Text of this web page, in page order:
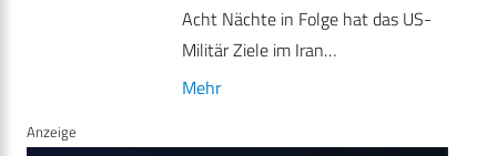
Acht Nächte in Folge hat das US-
Militär Ziele im Iran…
Mehr
Anzeige